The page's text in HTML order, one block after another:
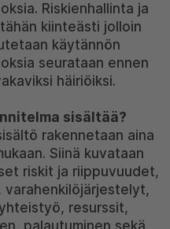
Riskienhallinta ja
kiinteästi jolloin
käytännön
seurataan ennen
häiriöiksi.
sisältää?
rakennetaan aina
Siinä kuvataan
riskit ja riippuvuudet,
resurssit,